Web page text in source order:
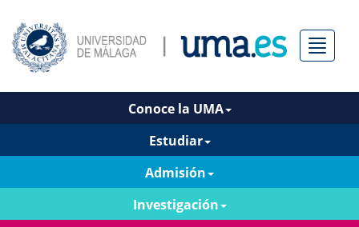
Menú
Conoce la UMA
Estudiar
Admisión
Investigación